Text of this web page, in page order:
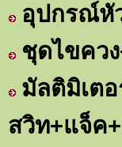
อุปกรณ์หั
ชุดไขคว
มัลติมิเตอ
สวิท+แจ็ค